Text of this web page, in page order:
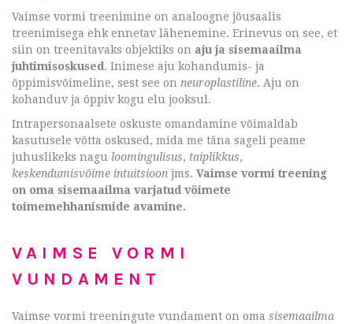
Vaimse vormi treenimine on analoogne jõusaalis
treenimisega ehk ennetav lähenemine. Erinevus on see, et
siin on treenitavaks objektiks on aju ja sisemaailma
juhtimisoskused . Inimese aju kohandumis- ja
õppimisvõimeline, sest see on neuroplastiline. Aju on
kohanduv ja õppiv kogu elu jooksul.
Intrapersonaalsete oskuste omandamine võimaldab
kasutusele võtta oskused, mida me täna sageli peame
juhuslikeks nagu loomingulisus, taiplikkus,
keskendumisvõime intuitsioon jms. Vaimse vormi treening
on oma sisemaailma varjatud võimete
toimemehhanismide avamine.
VAIMSE VORMI
VUNDAMENT
Vaimse vormi treeningute vundament on oma sisemaailma